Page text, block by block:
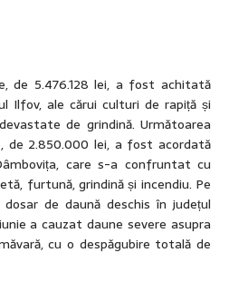
de 5.476.128 lei, a fost achitată
Ilfov, ale cărui culturi de rapiță și
de grindină. Următoarea
de 2.850.000 lei, a fost acordată
care s-a confruntat cu
furtună, grindină și incendiu. Pe
de daună deschis în județul
a cauzat daune severe asupra
cu o despăgubire totală de